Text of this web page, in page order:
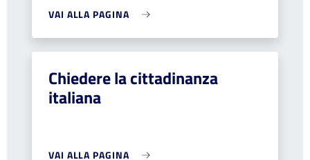
VAI ALLA PAGINA
Chiedere la cittadinanza
italiana
VAI ALLA PAGINA